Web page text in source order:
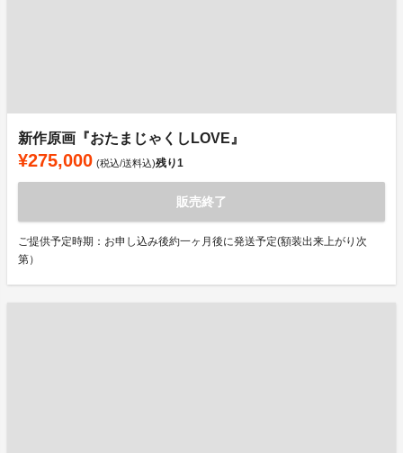
新作原画『おたまじゃくしLOVE』
¥275,000 (税込/送料込)残り1
販売終了
ご提供予定時期：お申し込み後約一ヶ月後に発送予定(額装出来上がり次
第）